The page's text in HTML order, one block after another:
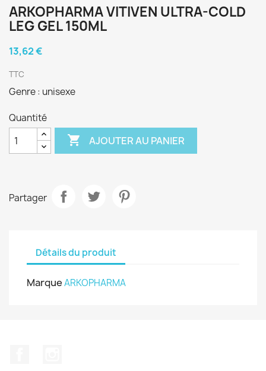
ARKOPHARMA VITIVEN ULTRA-COLD
LEG GEL 150ML
13,62 €
TTC
Genre : unisexe
Quantité
 AJOUTER AU PANIER
Partager
Détails du produit
MarqueARKOPHARMA